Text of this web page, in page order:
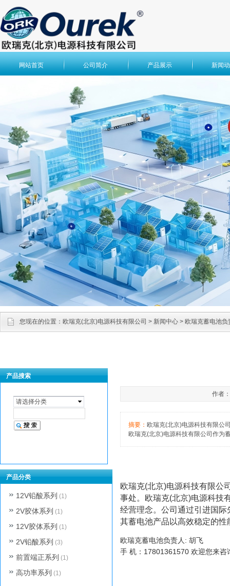
网站首页 公司简介 产品展示 新闻
产品搜索
请选择分类
您现在的位置： 欧瑞克(北京)电源科技有限公司 > 新闻中心 > 欧瑞克蓄电池负
作者
摘要： 欧瑞克(北京)电源科技有限公
欧瑞克(北京)电源科技有限公司作为
欧瑞克(北京)电源科技有限公
事处。 欧瑞克(北京)电源科技
经营理念。公司通过引进国
其蓄电池产品以高效稳定的
欧瑞克蓄电池负责人: 胡飞
手 机：17801361570 欢迎您来咨
产品分类
12V铅酸系列 (1)
2V胶体系列 (1)
12V胶体系列 (1)
2V铅酸系列 (3)
前置端正系列 (1)
高功率系列 (1)